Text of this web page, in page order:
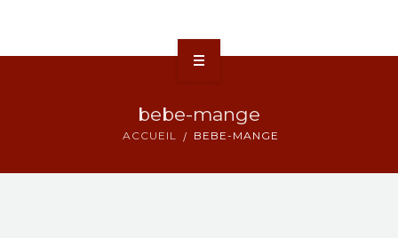
bebe-mange
ACCUEIL BEBE-MANGE